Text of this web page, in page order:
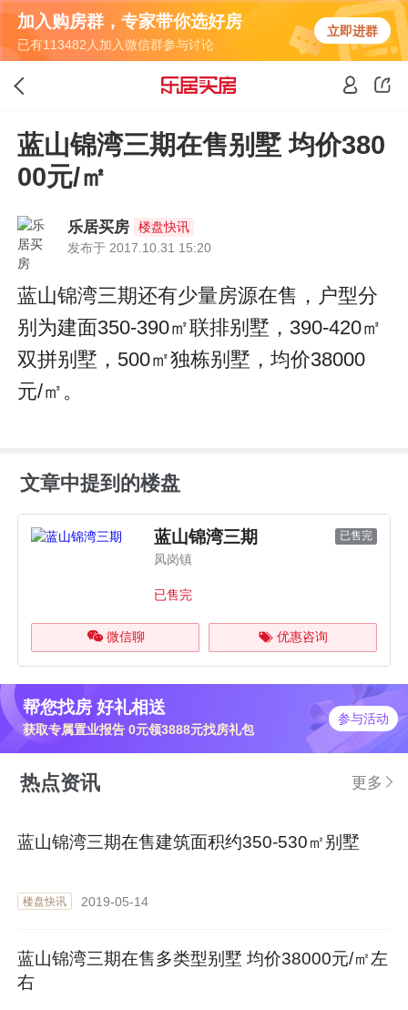
加入购房群，专家带你选好房
已有113482人加入微信群参与讨论
立即进群
蓝山锦湾三期在售别墅 均价380
00元/㎡
乐居买房
楼盘快讯
发布于 2017.10.31 15:20
蓝山锦湾三期还有少量房源在售，户型分
别为建面350-390㎡联排别墅，390-420㎡
双拼别墅，500㎡独栋别墅，均价38000
元/㎡。
文章中提到的楼盘
蓝山锦湾三期 已售完
凤岗镇
已售完
微信聊 优惠咨询
帮您找房 好礼相送
获取专属置业报告 0元领3888元找房礼包
参与活动
热点资讯 更多
蓝山锦湾三期在售建筑面积约350-530㎡别墅
楼盘快讯 2019-05-14
蓝山锦湾三期在售多类型别墅 均价38000元/㎡左
右